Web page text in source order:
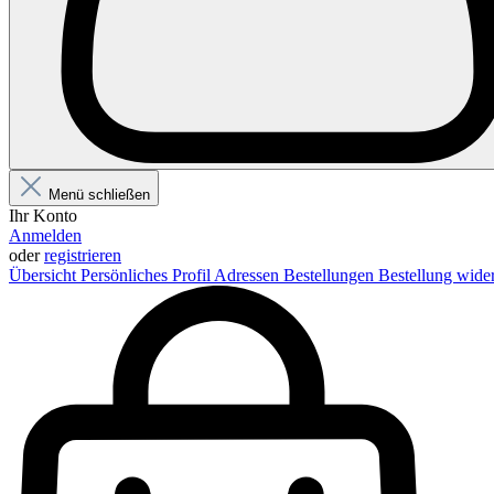
Menü schließen
Ihr Konto
Anmelden
oderregistrieren
Übersicht Persönliches Profil Adressen Bestellungen Bestellung